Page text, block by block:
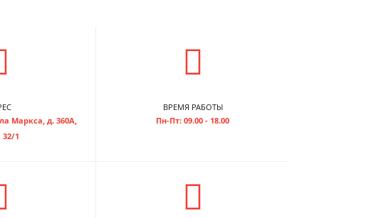
Маркса, д. 360А,
1
ВРЕМЯ РАБОТЫ
Пн-Пт: 09.00 - 18.00